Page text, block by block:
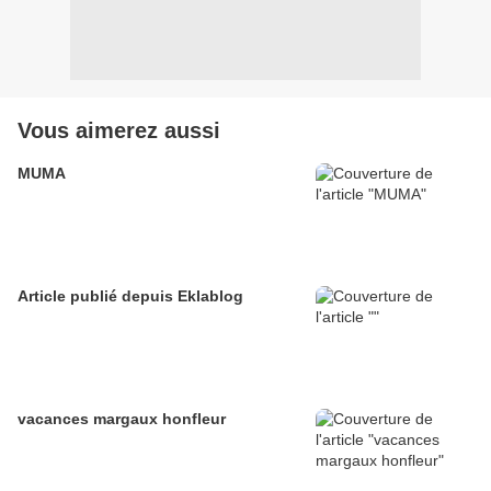
Vous aimerez aussi
MUMA
Article publié depuis Eklablog
vacances margaux honfleur